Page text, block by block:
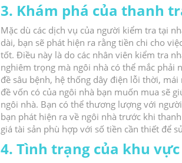
3. Khám phá của thanh
Mặc dù các dịch vụ của người kiểm tra tại
dài, bạn sẽ phát hiện ra rằng tiền chi cho
tốt. Điều này là do các nhân viên kiểm tra
nghiêm trọng mà ngôi nhà có thể mắc phải
đề sâu bệnh, hệ thống dây điện lỗi thời,
đề vốn có của ngôi nhà bạn muốn mua sẽ
ngôi nhà. Bạn có thể thương lượng với
bạn phát hiện ra về ngôi nhà trước khi
giá tài sản phù hợp với số tiền cần thiết để
4. Tình trạng của khu